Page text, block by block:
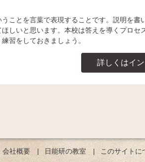
ことを言葉で表現することです。説明を書
しいと思います。本校は答えを導くプロセ
習をしておきましょう。
詳しくはイ
会社概要 日能研の教室 このサイトに